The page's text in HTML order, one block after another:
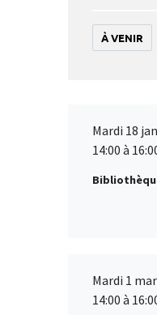
À VENIR
Mardi 18
14:00 à
Mardi 1
14:00 à